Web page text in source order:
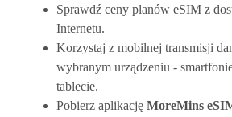
Sprawdź ceny planów eSIM z
Internetu.
Korzystaj z mobilnej transmisji
wybranym urządzeniu -
tablecie.
Pobierz aplikację MoreMins